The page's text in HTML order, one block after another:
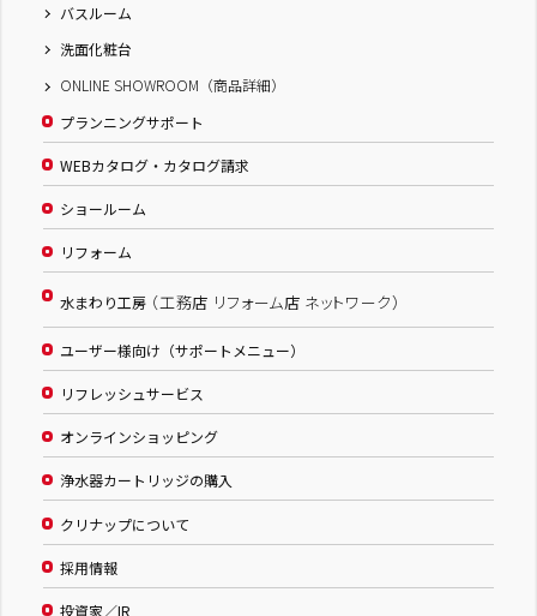
バスルーム
洗面化粧台
ONLINE SHOWROOM（商品詳細）
プランニングサポート
WEBカタログ・カタログ請求
ショールーム
リフォーム
水まわり工房 （工務店 リフォーム店 ネットワーク）
ユーザー様向け（サポートメニュー）
リフレッシュサービス
オンラインショッピング
浄水器カートリッジの購入
クリナップについて
採用情報
投資家／IR